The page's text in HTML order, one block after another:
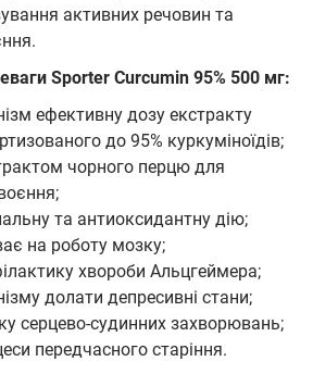
активних речовин та
Sporter Curcumin 95% 500 мг:
ефективну дозу екстракту
до 95% куркуміноїдів;
чорного перцю для
та антиоксидантну дію;
на роботу мозку;
хвороби Альцгеймера;
долати депресивні стани;
серцево-судинних захворювань;
передчасного старіння.